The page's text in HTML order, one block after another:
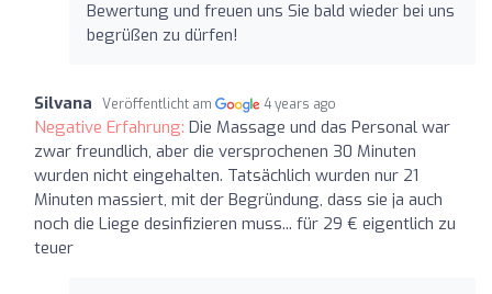
Bewertung und freuen uns Sie bald wieder bei uns
begrüßen zu dürfen!
Silvana Veröffentlicht am 4 years ago
Negative Erfahrung: Die Massage und das Personal war
zwar freundlich, aber die versprochenen 30 Minuten
wurden nicht eingehalten. Tatsächlich wurden nur 21
Minuten massiert, mit der Begründung, dass sie ja auch
noch die Liege desinfizieren muss... für 29 € eigentlich zu
teuer